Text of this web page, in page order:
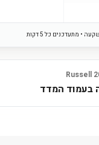
• מתעדכנים כל 5 דקות
בעמוד המדד